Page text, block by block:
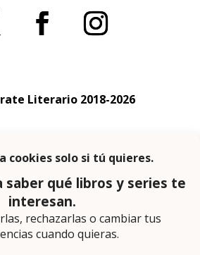
Literario 2018-2026
privacidad
afiliado de Amazon obtengo
las compras adscritas que